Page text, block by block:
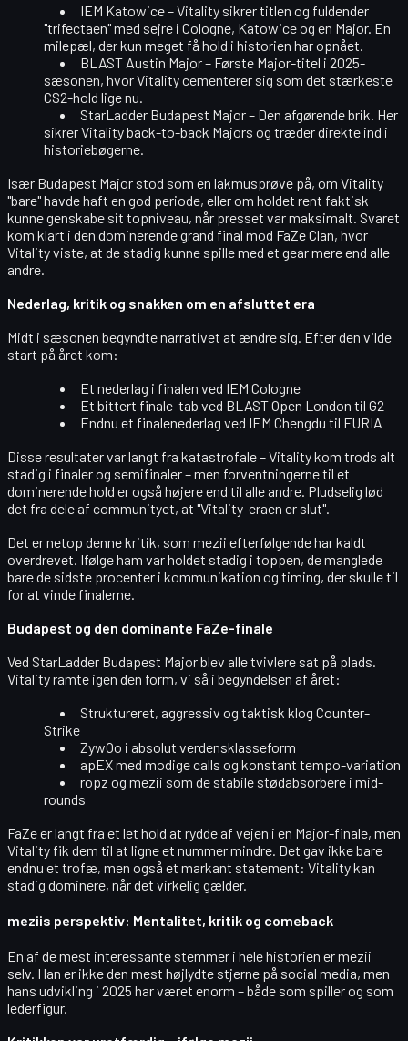
IEM Katowice– Vitality sikrer titlen og fuldender
"trifectaen" med sejre i Cologne, Katowice og en Major. En
milepæl, der kun meget få hold i historien har opnået.
BLAST Austin Major– Første Major-titel i 2025-
sæsonen, hvor Vitality cementerer sig som det stærkeste
CS2-hold lige nu.
StarLadder Budapest Major– Den afgørende brik. Her
sikrer Vitality back-to-back Majors og træder direkte ind i
historiebøgerne.
Især Budapest Major stod som en lakmusprøve på, om Vitality
"bare" havde haft en god periode, eller om holdet rent faktisk
kunnegenskabe sit topniveau, når presset var maksimalt. Svaret
kom klart i den dominerendegrand final mod FaZe Clan, hvor
Vitality viste, at de stadig kunne spille med et gear mere end alle
andre.
Nederlag, kritik og snakken om en afsluttet era
Midt i sæsonen begyndte narrativet at ændre sig. Efter den vilde
start på året kom:
Et nederlag i finalen ved IEM Cologne
Et bittert finale-tab ved BLAST Open London til G2
Endnu et finalenederlag ved IEM Chengdu til FURIA
Disse resultater var langt fra katastrofale – Vitality kom trods alt
stadig i finaler og semifinaler – men forventningerne til et
dominerende hold er også højere end til alle andre. Pludselig lød
det fra dele af communityet, at "Vitality-eraen er slut".
Det er netop denne kritik, som mezii efterfølgende har kaldt
overdrevet. Ifølge ham var holdet stadig i toppen, de manglede
bare de sidste procenter i kommunikation og timing, der skulle til
for at vinde finalerne.
Budapest og den dominante FaZe-finale
Ved StarLadder Budapest Majorblev alle tvivlere sat på plads.
Vitality ramte igen den form, vi så i begyndelsen af året:
Struktureret, aggressiv og taktisk klog Counter-
Strike
ZywOo i absolut verdensklasseform
apEXmed modige calls og konstant tempo-variation
ropz og mezii som de stabile stødabsorbere i mid-
rounds
FaZe er langt fra et let hold at rydde af vejen i en Major-finale, men
Vitality fik dem til at ligne et nummer mindre. Det gav ikke bare
endnu et trofæ, men også et markant statement: Vitality kan
stadig dominere, når det virkelig gælder.
meziis perspektiv: Mentalitet, kritik og comeback
En af de mest interessante stemmer i hele historien ermezii
selv. Han er ikke den mest højlydte stjerne på social media, men
hans udvikling i 2025 har været enorm – både som spiller og som
lederfigur.